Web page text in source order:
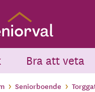
Bra att veta
Seniorboende